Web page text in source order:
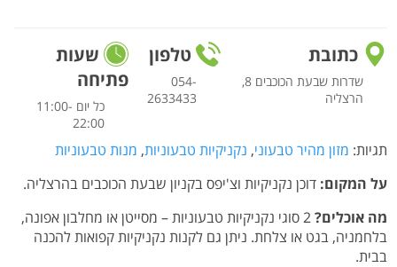
כתובת
שדרות שבעת הכוכבים 8,
הרצליה
טלפון
054-
2633433
שעות
פתיחה
כל יום 11:00-
22:00
תגיות: מזון מהיר טבעוני, נקניקיות טבעוניות, מנות טבעוניות
על המקום: דוכן נקניקיות וצ'יפס בקניון שבעת הכוכבים בהרצליה.
מה אוכלים?
2 סוגי נקניקיות טבעוניות – מסייטן או מחלבון אפונה,
בלחמניה, בגט או צלחת. ניתן גם לקנות נקניקיות קפואות להכנה
בבית.